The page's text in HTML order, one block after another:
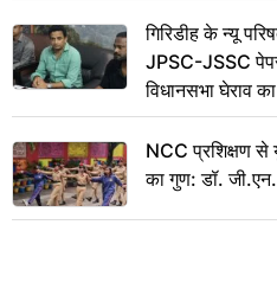
गिरिडीह के न्यू
JPSC-JSSC
विधानसभा घेराव
NCC प्रशिक्षण
का गुण: डॉ.